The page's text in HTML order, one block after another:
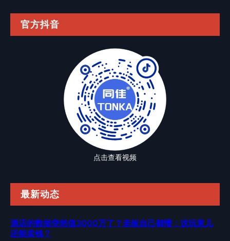
官方抖音
点击查看视频
最新动态
酒店的数据突然值3000万了？老板自己都懵：这玩意儿
还能卖钱？